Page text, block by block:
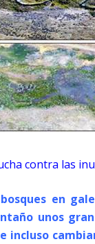
contra las
en
unos
incluso